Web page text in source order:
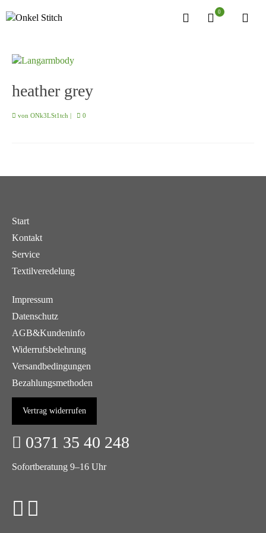
0
heather grey
von ONk3LSt1tch 0
Start
Kontakt
Service
Textilveredelung
Impressum
Datenschutz
AGB&Kundeninfo
Widerrufsbelehrung
Versandbedingungen
Bezahlungsmethoden
Vertrag widerrufen
0371 35 40 248
Sofortberatung 9–16 Uhr